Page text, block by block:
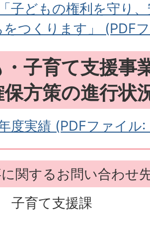
子どもの権利を守り
をつくります」 (PDF
子育て支援事
方策の進行状
度実績 (PDFファイル:
関するお問い合わせ
子育て支援課